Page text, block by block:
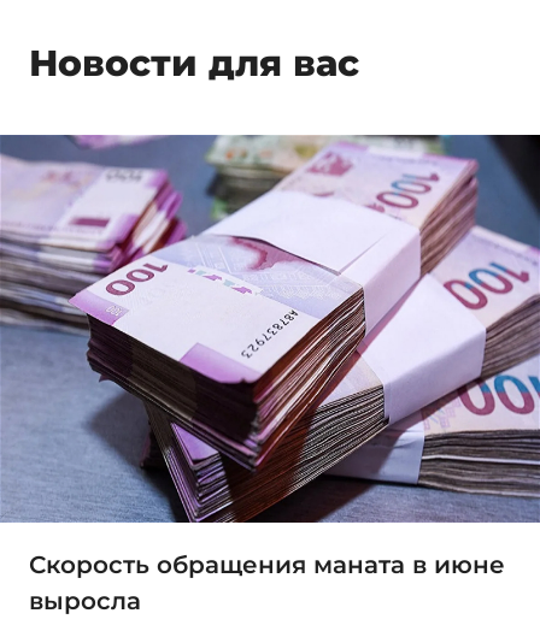
Новости для вас
Скорость обращения маната в июне
выросла